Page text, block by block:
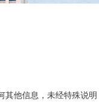
他信息，未经特殊说